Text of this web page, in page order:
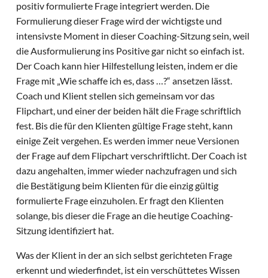
positiv formulierte Frage integriert werden. Die
Formulierung dieser Frage wird der wichtigste und
intensivste Moment in dieser Coaching-Sitzung sein, weil
die Ausformulierung ins Positive gar nicht so einfach ist.
Der Coach kann hier Hilfestellung leisten, indem er die
Frage mit „Wie schaffe ich es, dass …?“ ansetzen lässt.
Coach und Klient stellen sich gemeinsam vor das
Flipchart, und einer der beiden hält die Frage schriftlich
fest. Bis die für den Klienten gültige Frage steht, kann
einige Zeit vergehen. Es werden immer neue Versionen
der Frage auf dem Flipchart verschriftlicht. Der Coach ist
dazu angehalten, immer wieder nachzufragen und sich
die Bestätigung beim Klienten für die einzig gültig
formulierte Frage einzuholen. Er fragt den Klienten
solange, bis dieser die Frage an die heutige Coaching-
Sitzung identifiziert hat.
Was der Klient in der an sich selbst gerichteten Frage
erkennt und wiederfindet, ist ein verschüttetes Wissen